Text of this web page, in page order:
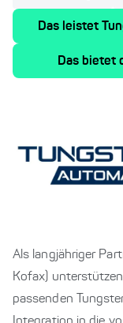
Das leistet
Das bietet
Als langjähriger
Kofax)
passenden